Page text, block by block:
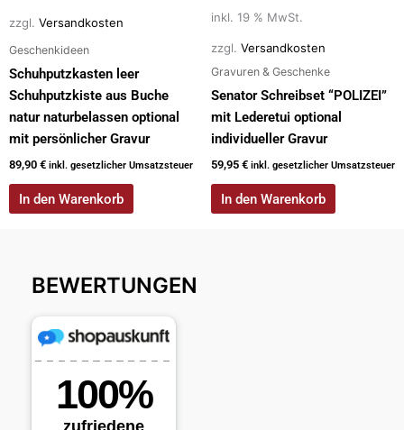
zzgl. Versandkosten
Geschenkideen
Schuhputzkasten leer
Schuhputzkiste aus Buche
natur naturbelassen optional
mit persönlicher Gravur
89,90 € inkl. gesetzlicher Umsatzsteuer
In den Warenkorb
inkl. 19 % MwSt.
zzgl. Versandkosten
Gravuren & Geschenke
Senator Schreibset “POLIZEI”
mit Lederetui optional
individueller Gravur
59,95 € inkl. gesetzlicher Umsatzsteuer
In den Warenkorb
BEWERTUNGEN